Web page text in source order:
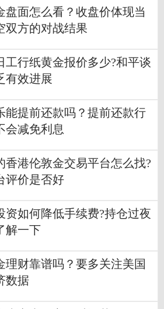
盘面怎么看？收盘价体现当
双方的对战结果
工行纸黄金报价多少?和平谈
有效进展
能提前还款吗？提前还款行
会减免利息
香港伦敦金交易平台怎么找?
评价是否好
资如何降低手续费?持仓过夜
解一下
理财靠谱吗？要多关注美国
数据